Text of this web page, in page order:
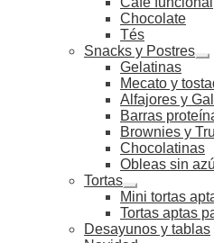
Chocolate
Tés
Snacks y Postres
Gelatinas
Mecato y
Alfajores y
Barras
Brownies y
Chocolatinas
Obleas sin
Tortas
Mini tortas
Tortas aptas
Desayunos y tablas